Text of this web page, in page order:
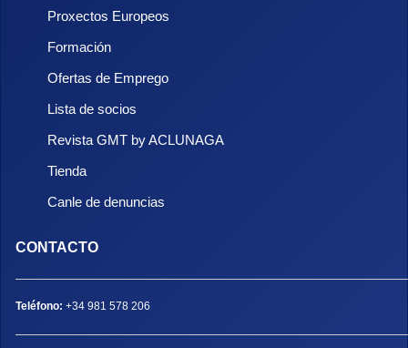
Proxectos Europeos
Formación
Ofertas de Emprego
Lista de socios
Revista GMT by ACLUNAGA
Tienda
Canle de denuncias
CONTACTO
Teléfono: +34 981 578 206